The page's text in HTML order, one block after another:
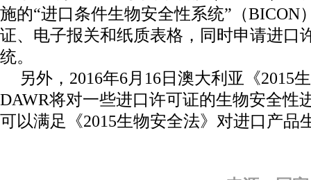
施的“进口条件生物安全性系统”（BICON
证、电子报关和纸质表格，同时申请进口
统。
另外，2016年6月16日澳大利亚《2015
DAWR将对一些进口许可证的生物安全性
可以满足《2015生物安全法》对进口产品